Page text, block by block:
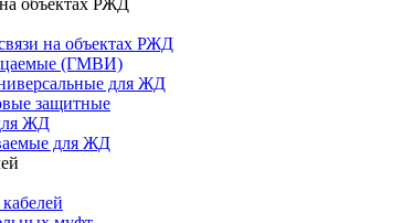
объектах РЖД
на объектах РЖД
(ГМВИ)
для ЖД
защитные
ЖД
для ЖД